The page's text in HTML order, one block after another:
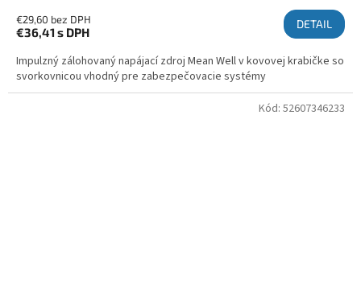
€29,60 bez DPH
€36,41 s DPH
DETAIL
Impulzný zálohovaný napájací zdroj Mean Well v kovovej krabičke so
svorkovnicou vhodný pre zabezpečovacie systémy
Kód: 52607346233